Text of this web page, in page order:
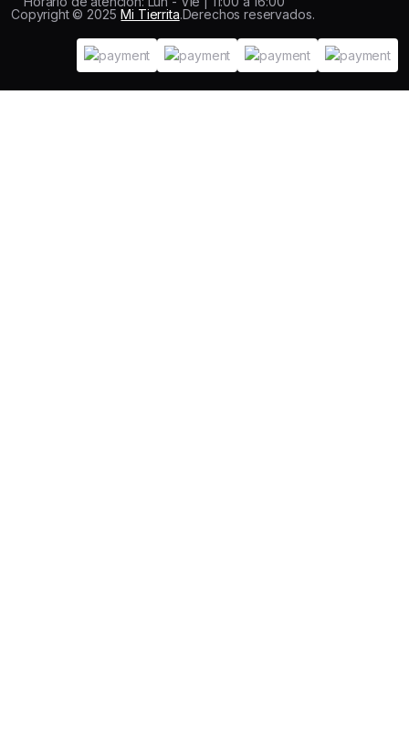
Copyright © 2025 Mi Tierrita.Derechos reservados.